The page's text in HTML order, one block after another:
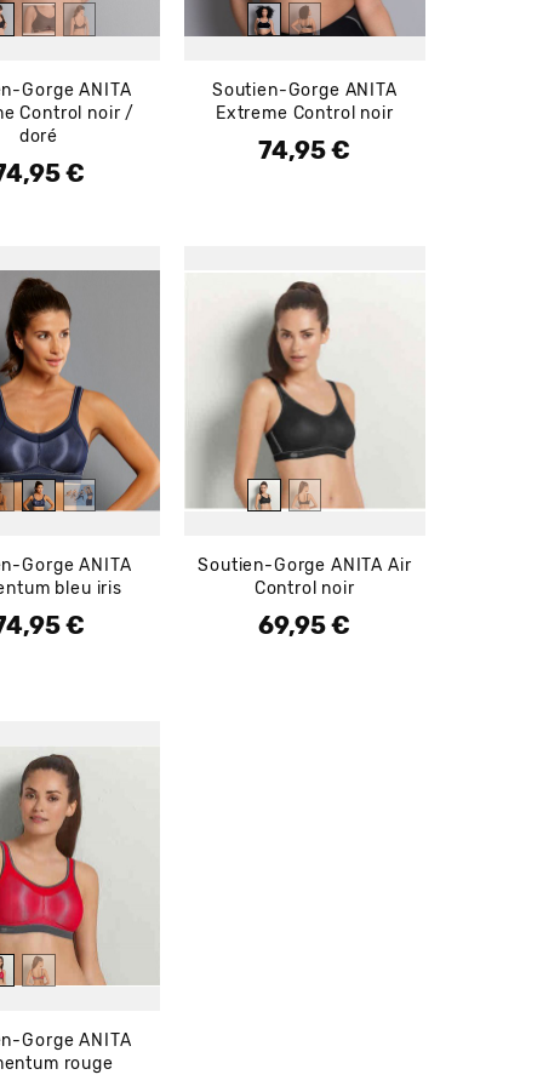
Gorge ANITA
Control noir /
doré
€
Soutien-Gorge ANITA
Extreme Control noir
Prix
74,95 €
Gorge ANITA
bleu iris
€
Soutien-Gorge ANITA Air
Control noir
Prix
69,95 €
Gorge ANITA
rouge